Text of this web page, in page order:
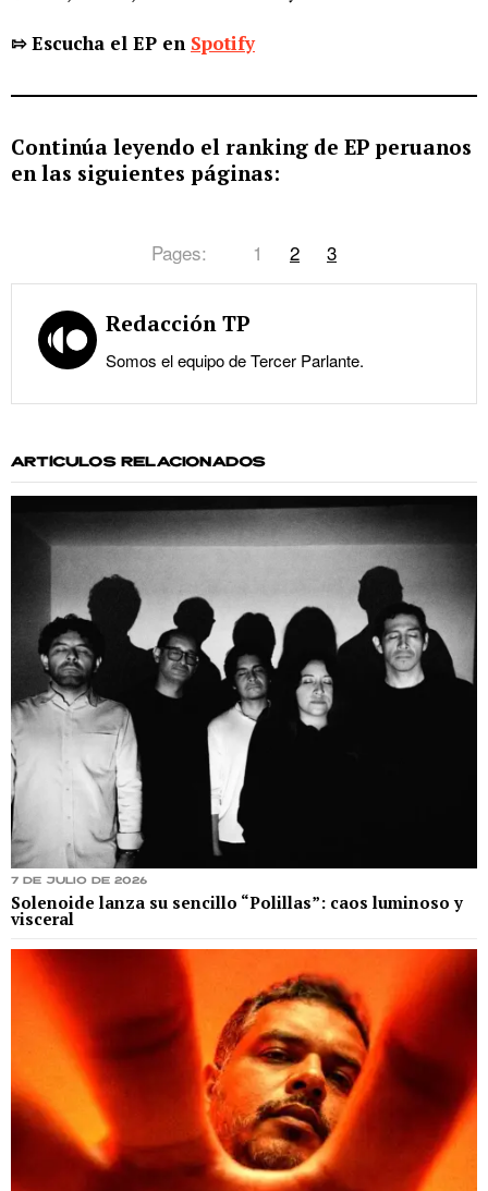
⇰ Escucha el EP en Spotify
Continúa leyendo el ranking de EP peruanos
en las siguientes páginas:
Pages: 1 2 3
Redacción TP
Somos el equipo de Tercer Parlante.
ARTÍCULOS RELACIONADOS
7 de julio de 2026
Solenoide lanza su sencillo “Polillas”: caos luminoso y
visceral